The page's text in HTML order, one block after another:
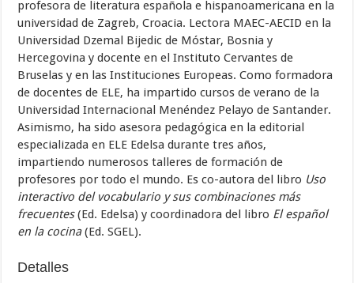
profesora de literatura española e hispanoamericana en la
universidad de Zagreb, Croacia. Lectora MAEC-AECID en la
Universidad Dzemal Bijedic de Móstar, Bosnia y
Hercegovina y docente en el Instituto Cervantes de
Bruselas y en las Instituciones Europeas. Como formadora
de docentes de ELE, ha impartido cursos de verano de la
Universidad Internacional Menéndez Pelayo de Santander.
Asimismo, ha sido asesora pedagógica en la editorial
especializada en ELE Edelsa durante tres años,
impartiendo numerosos talleres de formación de
profesores por todo el mundo. Es co-autora del libro Uso
interactivo del vocabulario y sus combinaciones más
frecuentes(Ed. Edelsa) y coordinadora del libro El español
en la cocina(Ed. SGEL).
Detalles